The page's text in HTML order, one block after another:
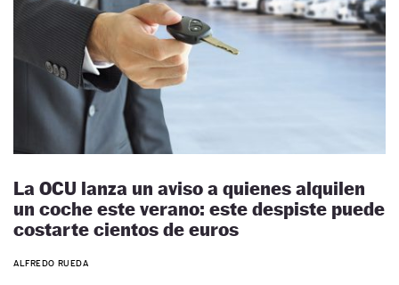
La OCU lanza un aviso a quienes alquilen
un coche este verano: este despiste puede
costarte cientos de euros
ALFREDO RUEDA